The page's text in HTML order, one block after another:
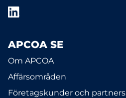
APCOA SE
Om APCOA
Affärsområden
Företagskunder och partners